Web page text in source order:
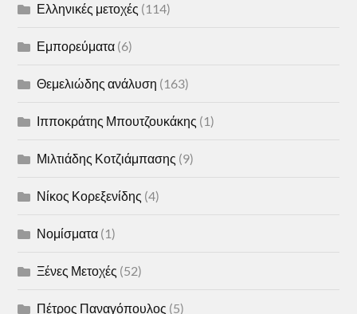
Ελληνικές μετοχές (114)
Εμπορεύματα (6)
Θεμελιώδης ανάλυση (163)
Ιπποκράτης Μπουτζουκάκης (1)
Μιλτιάδης Κοτζιάμπασης (9)
Νίκος Κορεξενίδης (4)
Νομίσματα (1)
Ξένες Μετοχές (52)
Πέτρος Παναγόπουλος (5)